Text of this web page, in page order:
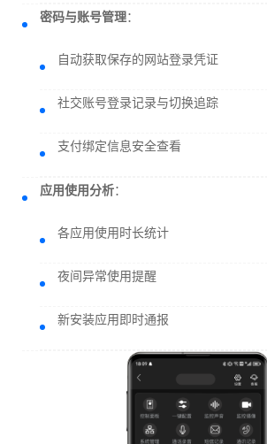
密码与账号管理：
自动获取保存的网站登录凭证
社交账号登录记录与切换追踪
支付绑定信息安全查看
应用使用分析：
各应用使用时长统计
夜间异常使用提醒
新安装应用即时通报